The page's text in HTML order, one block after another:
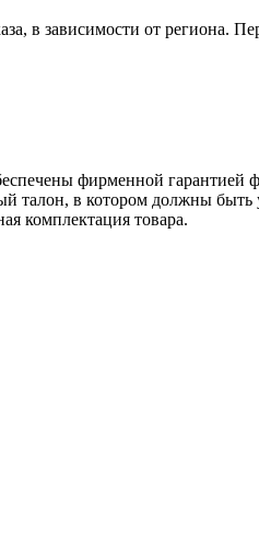
в зависимости от региона.
фирменной гарантией
талон, в котором должны
комплектация товара.